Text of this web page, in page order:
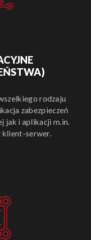
rodzaju
zabezpieczeń
jak i aplikacji m.in.
klient-serwer.